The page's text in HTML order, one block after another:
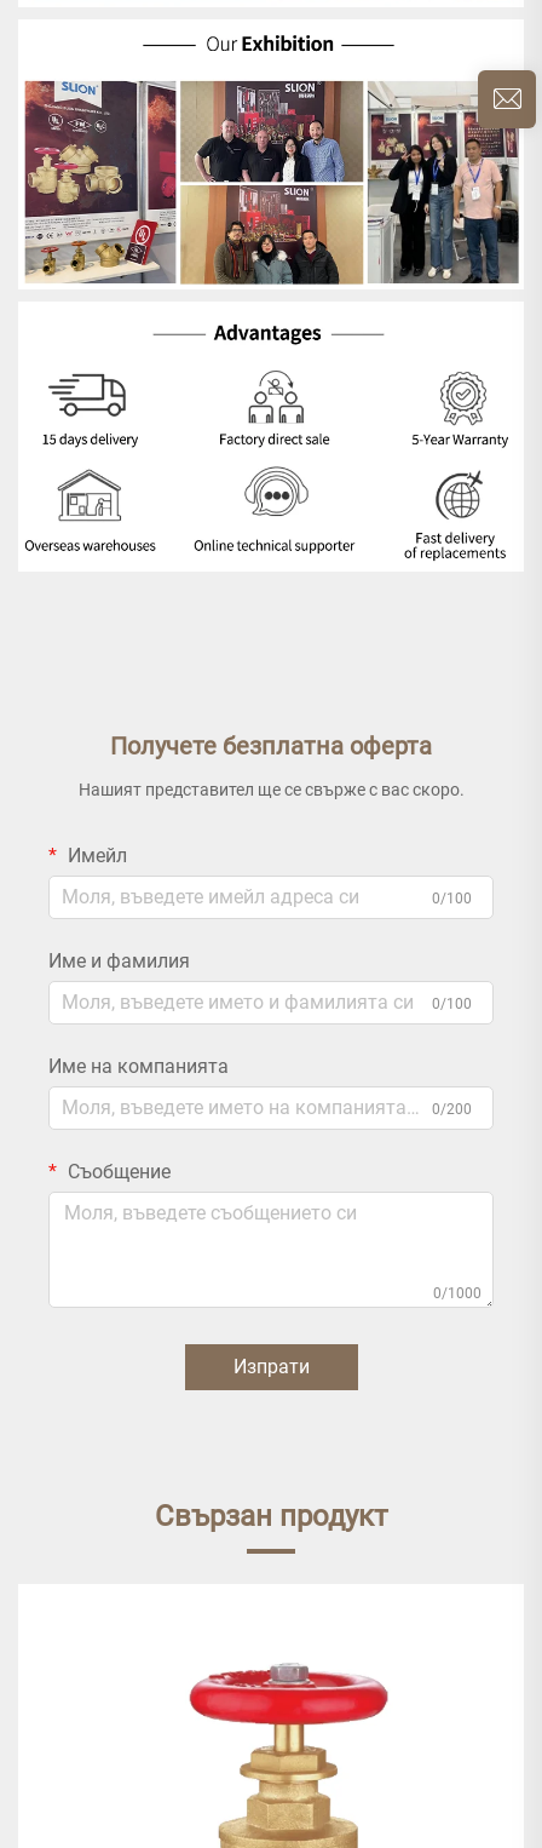
Получете безплатна оферта
Нашият представител ще се свърже с вас скоро.
Имейл
0/100
Име и фамилия
0/100
Име на компанията
0/200
Съобщение
0/1000
Изпрати
Свързан продукт